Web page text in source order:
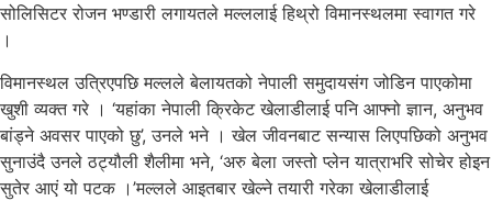
सोलिसिटर रोजन भण्डारी लगायतले मल्ललाई हिथ्रो विमानस्थलमा स्वागत गरे
।
विमानस्थल उत्रिएपछि मल्लले बेलायतको नेपाली समुदायसंग जोडिन पाएकोमा
खुशी व्यक्त गरे । ‘यहांका नेपाली क्रिकेट खेलाडीलाई पनि आफ्नो ज्ञान, अनुभव
बांड्ने अवसर पाएको छु’, उनले भने । खेल जीवनबाट सन्यास लिएपछिको अनुभव
सुनाउंदै उनले ठट्यौली शैलीमा भने, ‘अरु बेला जस्तो प्लेन यात्राभरि सोचेर होइन
सुतेर आएं यो पटक ।’मल्लले आइतबार खेल्ने तयारी गरेका खेलाडीलाई